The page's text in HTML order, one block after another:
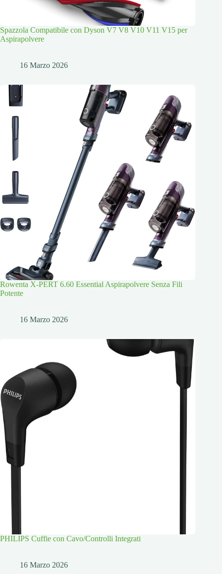
Spazzola Compatibile con Dyson V7 V8 V10 V11 V15 per
Aspirapolvere
16 Marzo 2026
Rowenta X-PERT 6.60 Essential Aspirapolvere Senza Fili
Potente
16 Marzo 2026
PHILIPS Cuffie con Cavo/Controlli Integrati
16 Marzo 2026